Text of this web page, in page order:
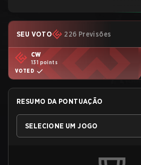
SEU VOTO 226 Previsões
CW
131 points
VOTED
RESUMO DA PONTUAÇÃO
SELECIONE UM JOGO